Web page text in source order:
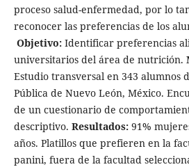
proceso salud-enfermedad, por lo
reconocer las preferencias de los
Objetivo:Identificar preferencias
universitarios del área de nutrición.
Estudio transversal en 343 alumnos
Pública de Nuevo León, México.
de un cuestionario de
descriptivo. Resultados:91%
años. Platillos que prefieren en la
panini, fuera de la facultad